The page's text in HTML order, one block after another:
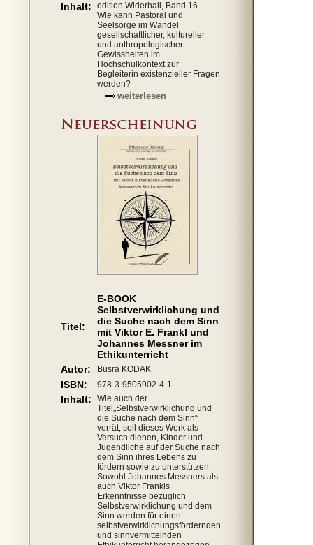
Inhalt:
edition Widerhall, Band 16
Wie kann Pastoral und
Seelsorge im Wandel
gesellschaftlicher, kultureller
und anthropologischer
Gewissheiten im
Hochschulkontext zur
Begleiterin existenzieller Fragen
werden?
weiterlesen
Titel:
E-BOOK
Selbstverwirklichung und
die Suche nach dem Sinn
mit Viktor E. Frankl und
Johannes Messner im
Ethikunterricht
Autor:
Büsra KODAK
ISBN: 978-3-9505902-4-1
Inhalt:
Wie auch der
Titel„Selbstverwirklichung und
die Suche nach dem Sinn“
verrät, soll dieses Werk als
Versuch dienen, Kinder und
Jugendliche auf der Suche nach
dem Sinn ihres Lebens zu
fördern sowie zu unterstützen.
Sowohl Johannes Messners als
auch Viktor Frankls
Erkenntnisse bezüglich
Selbstverwirklichung und dem
Sinn werden für einen
selbstverwirklichungsfördernden
und sinnvermittelnden